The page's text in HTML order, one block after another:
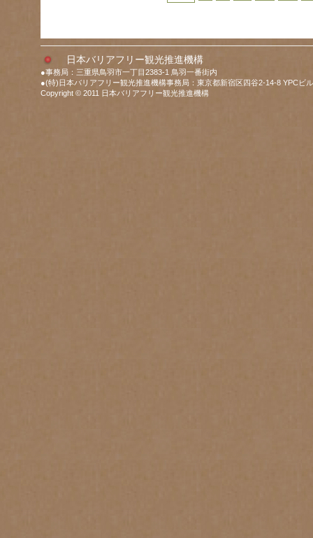
日本バリアフリー観光推進機構
●事務局：三重県鳥羽市一丁目2383-1 鳥羽一番街内
●(特)日本バリアフリー観光推進機構事務局：東京都新宿区四谷2-14-8 YPCビ
Copyright © 2011 日本バリアフリー観光推進機構